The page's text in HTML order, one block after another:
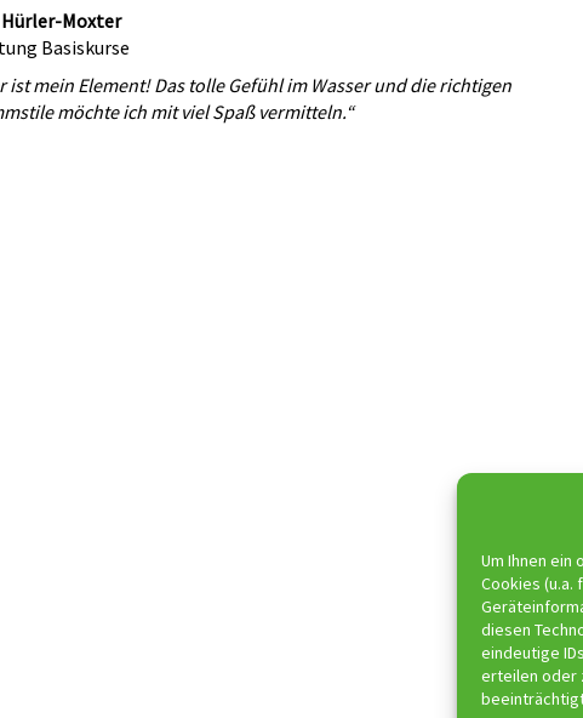
Um Ihnen ein
Cookies (u.a.
diesen
eindeutige
erteilen oder
Hürler-Moxter
Basiskurse
ist mein Element! Das tolle Gefühl im Wasser und die richtigen
möchte ich mit viel Spaß vermitteln.“